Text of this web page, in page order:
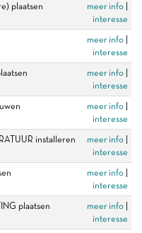
plaatsen meer info
interesse
meer info
interesse
meer info
interesse
meer info
interesse
installeren meer info
interesse
meer info
interesse
plaatsen meer info
interesse